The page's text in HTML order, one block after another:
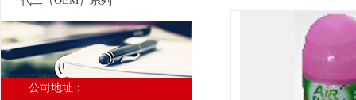
公司地址：